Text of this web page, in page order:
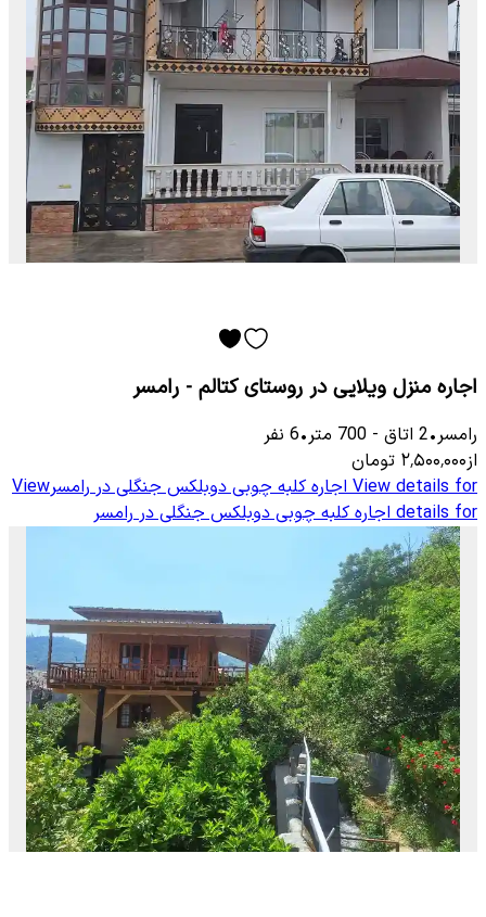
اجاره منزل ویلایی در روستای کتالم - رامسر
رامسر•
2 اتاق -
700 متر•
6 نفر
از۲٬۵۰۰٬۰۰۰ تومان
View details for اجاره کلبه چوبی دوبلکس جنگلی در رامسرView
details for اجاره کلبه چوبی دوبلکس جنگلی در رامسر